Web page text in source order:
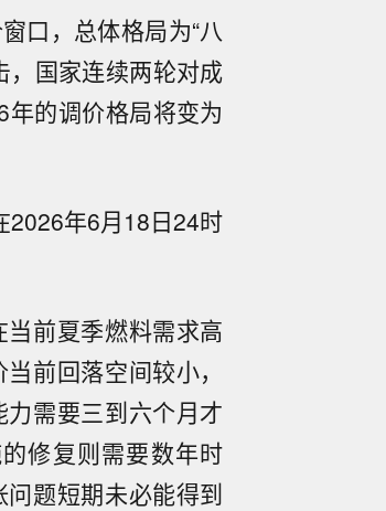
口，总体格局为“八
，国家连续两轮对成
的调价格局将变为
2026年6月18日24时
前夏季燃料需求高
前回落空间较小，
需要三到六个月才
修复则需要数年时
题短期未必能得到